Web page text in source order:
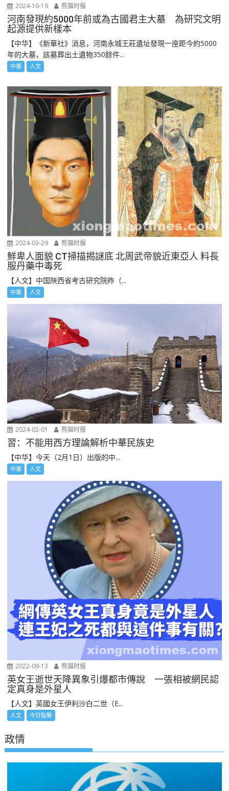
2024-10-19 熊猫时报
河南發現約5000年前或為古國君主大墓 為研究文明
起源提供新樣本
【中华】《新華社》消息，河南永城王莊遺址發現一座距今約5000
年的大墓，該墓葬出土遺物350餘件...
中華 人文
2024-03-29 熊猫时报
鮮卑人面貌 CT掃描揭謎底 北周武帝貌近東亞人 料長
服丹藥中毒死
【人文】中国陜西省考古研究院昨（...
中華 人文
2024-02-01 熊猫时报
習：不能用西方理論解析中華民族史
【中华】今天（2月1日）出版的中...
中華 人文
2022-09-13 熊猫时报
英女王逝世天降異象引爆都市傳說 一張相被網民認
定真身是外星人
【人文】英國女王伊利沙白二世（E...
人文 今日點擊
政情